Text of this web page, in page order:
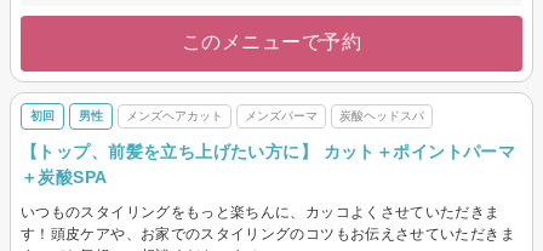
このメニューで予約
初回 男性 メンズヘアカット メンズパーマ 炭酸ヘッドスパ
【トップ、前髪を立ち上げたい方に】 カット＋ポイントパーマ
＋炭酸SPA
いつものスタイリングをもっと楽ちんに、カッコよくさせていただきま
す！頭皮ケアや、お家でのスタイリングのコツもお伝えさせていただきま